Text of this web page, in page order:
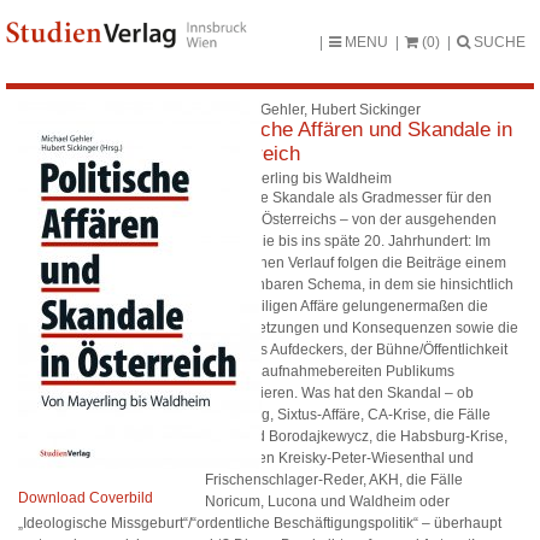
MENU (0) SUCHE
Download Coverbild
Michael Gehler, Hubert Sickinger
Politische Affären und Skandale in
Österreich
Von Mayerling bis Waldheim
Politische Skandale als Gradmesser für den
Zustand Österreichs – von der ausgehenden
Monarchie bis ins späte 20. Jahrhundert: Im
historischen Verlauf folgen die Beiträge einem
vergleichbaren Schema, in dem sie hinsichtlich
der jeweiligen Affäre gelungenermaßen die
Voraussetzungen und Konsequenzen sowie die
Rolle des Aufdeckers, der Bühne/Öffentlichkeit
und des aufnahmebereiten Publikums
thematisieren. Was hat den Skandal – ob
Mayerling, Sixtus-Affäre, CA-Krise, die Fälle
Olah und Borodajkewycz, die Habsburg-Krise,
die Affären Kreisky-Peter-Wiesenthal und
Frischenschlager-Reder, AKH, die Fälle
Noricum, Lucona und Waldheim oder
„Ideologische Missgeburt“/“ordentliche Beschäftigungspolitik“ – überhaupt